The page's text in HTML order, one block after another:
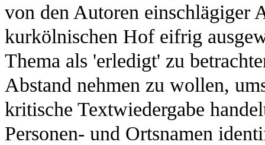
von den Autoren einschlägiger
kurkölnischen Hof eifrig
Thema als 'erledigt' zu
Abstand nehmen zu wollen,
kritische Textwiedergabe
Personen- und Ortsnamen